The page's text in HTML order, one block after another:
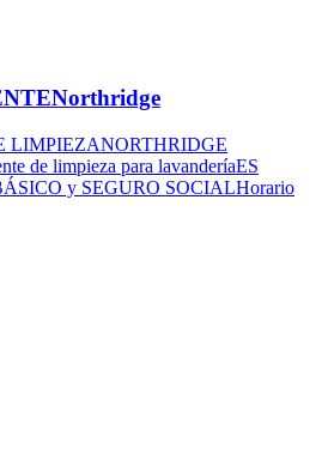
LIMPIEZANORTHRIDGE
de limpieza para lavanderíaES
y SEGURO SOCIALHorario